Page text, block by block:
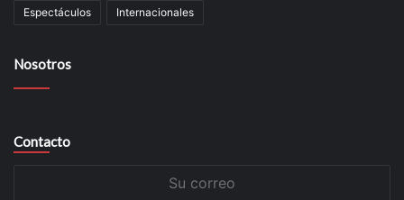
Espectáculos Internacionales
Nosotros
Contacto